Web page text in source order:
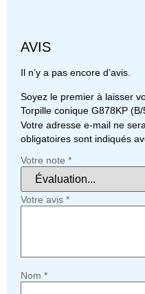
AVIS
Il n’y a pas encore d’avis.
Soyez le premier à laisser
Torpille conique G878KP
Votre adresse e-mail ne
obligatoires sont indiqués
Votre note *
Votre avis *
Nom *